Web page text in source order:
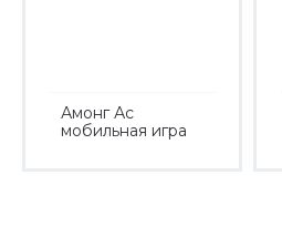
Амонг Ас
мобильная игра